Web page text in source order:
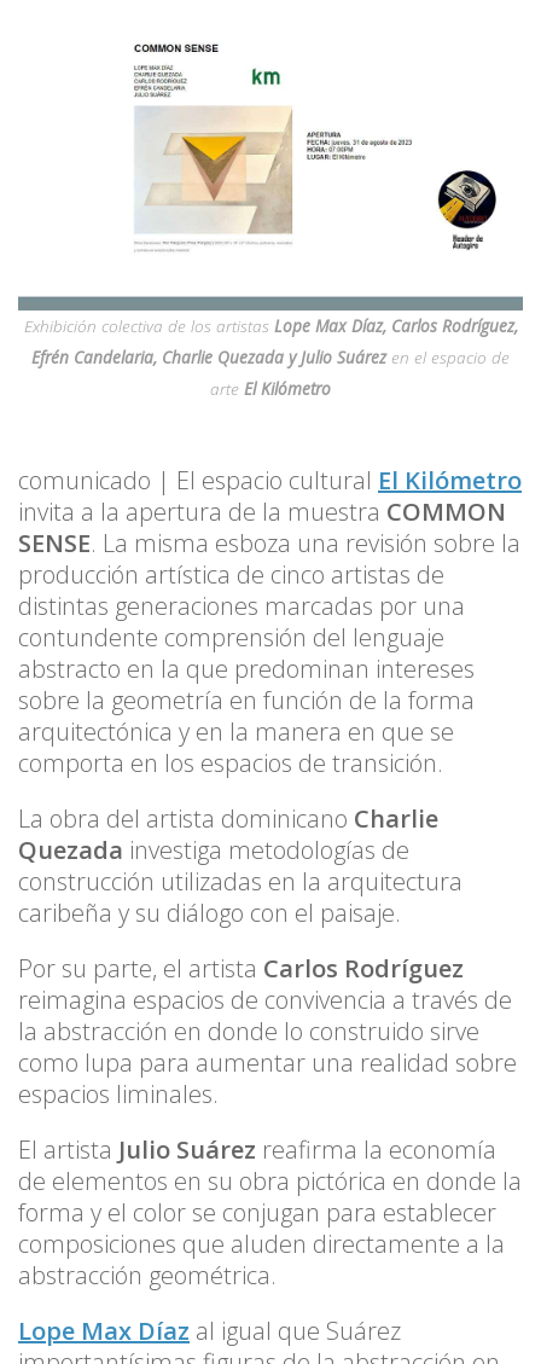
Exhibición colectiva de los artistas Lope Max Díaz, Carlos Rodríguez,
Efrén Candelaria, Charlie Quezada y Julio Suárezen el espacio de
arte El Kilómetro
comunicado | El espacio cultural El Kilómetro
invita a la apertura de la muestra COMMON
SENSE. La misma esboza una revisión sobre la
producción artística de cinco artistas de
distintas generaciones marcadas por una
contundente comprensión del lenguaje
abstracto en la que predominan intereses
sobre la geometría en función de la forma
arquitectónica y en la manera en que se
comporta en los espacios de transición.
La obra del artista dominicano Charlie
Quezada investiga metodologías de
construcción utilizadas en la arquitectura
caribeña y su diálogo con el paisaje.
Por su parte, el artista Carlos Rodríguez
reimagina espacios de convivencia a través de
la abstracción en donde lo construido sirve
como lupa para aumentar una realidad sobre
espacios liminales.
El artista Julio Suárez reafirma la economía
de elementos en su obra pictórica en donde la
forma y el color se conjugan para establecer
composiciones que aluden directamente a la
abstracción geométrica.
Lope Max Díaz al igual que Suárez